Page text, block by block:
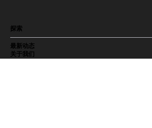
探索
最新动态
关于我们